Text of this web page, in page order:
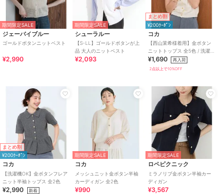
期間限定SALE
ジェーバイブルー
ゴールドボタンニットベスト
¥2,990
期間限定SALE
シューラルー
【S-LL】ゴールドボタンが上
品 大人のニットベスト
¥2,093
まとめ割
¥200ｸｰﾎﾟﾝ
コカ
【西山茉希様着用】金ボタン
ニットトップス 全5色 / 洗濯機
OK
¥1,690 再入荷
2点以上で10%OFF
まとめ割
¥200ｸｰﾎﾟﾝ
コカ
【洗濯機OK】金ボタンフレア
ニット半袖トップス 全2色
¥2,990 新着
期間限定SALE
コカ
メッシュニット金ボタン半袖
カーディガン 全2色
¥990
期間限定SALE
ロペピクニック
ミラノリブ金ボタン半袖カー
ディガン
¥3,567